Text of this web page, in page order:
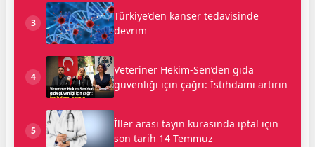
3
Türkiye’den kanser tedavisinde
devrim
4
Veteriner Hekim-Sen’den gıda
güvenliği için çağrı: İstihdamı artırın
5
İller arası tayin kurasında iptal için
son tarih 14 Temmuz